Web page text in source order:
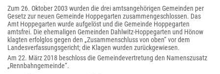
Zum 26. Oktober 2003 wurden die drei amtsangehörigen Gemeinden per
Gesetz zur neuen Gemeinde Hoppegarten zusammengeschlossen. Das
Amt Hoppegarten wurde aufgelöst und die Gemeinde Hoppegarten
amtsfrei. Die ehemaligen Gemeinden Dahlwitz-Hoppegarten und Hönow
klagten erfolglos gegen den „Zusammenschluss von oben“ vor dem
Landesverfassungsgericht; die Klagen wurden zurückgewiesen.
Am 22. März 2018 beschloss die Gemeindevertretung den Namenszusatz
„Rennbahngemeinde“.